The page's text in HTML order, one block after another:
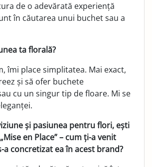
de o adevărată experiență
în căutarea unui buchet sau a
ta florală?
îmi place simplitatea. Mai exact,
și să ofer buchete
cu un singur tip de floare. Mi se
și pasiunea pentru flori, ești
en Place” – cum ți-a venit
a concretizat ea în acest brand?